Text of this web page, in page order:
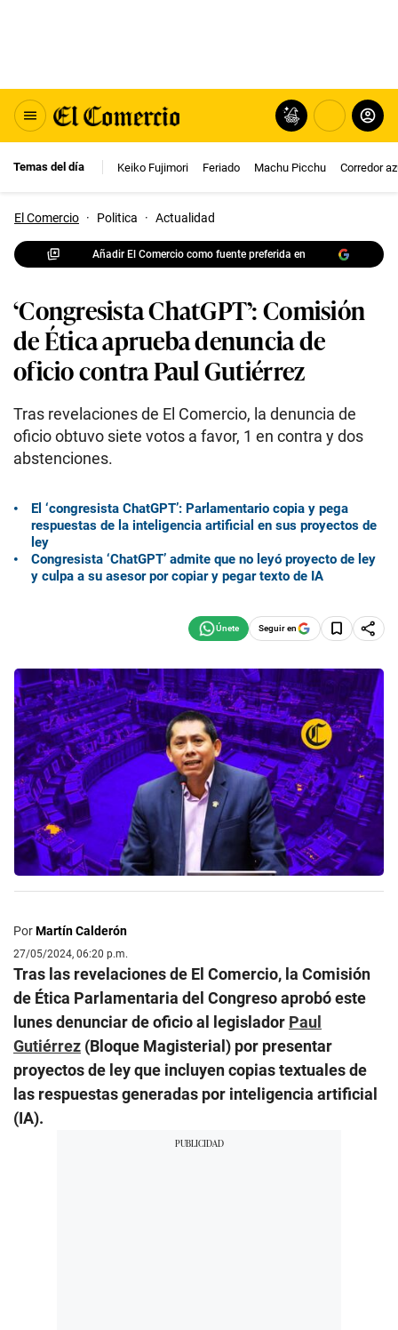
Temas del día Keiko Fujimori Feriado Machu Picchu Corredor
El Comercio · Politica · Actualidad
Añadir El Comercio como fuente preferida en
‘Congresista ChatGPT’: Comisión
de Ética aprueba denuncia de
oficio contra Paul Gutiérrez
Tras revelaciones de El Comercio, la denuncia de
oficio obtuvo siete votos a favor, 1 en contra y dos
abstenciones.
El ‘congresista ChatGPT’: Parlamentario copia y pega
respuestas de la inteligencia artificial en sus proyectos de
ley
Congresista ‘ChatGPT’ admite que no leyó proyecto de ley
y culpa a su asesor por copiar y pegar texto de IA
Seguir en
PorMartín Calderón
27/05/2024, 06:20 p.m.
Tras las revelaciones de El Comercio, la Comisión
de Ética Parlamentaria del Congreso aprobó este
lunes denunciar de oficio al legislador Paul
Gutiérrez (Bloque Magisterial) por presentar
proyectos de ley que incluyen copias textuales de
las respuestas generadas por inteligencia artificial
(IA).